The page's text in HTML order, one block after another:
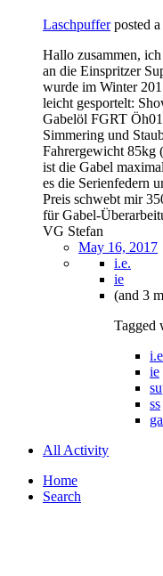
Laschpufferposted
Hallo zusammen,
an die Einspritzer
wurde im Winter
leicht gesportelt:
Gabelöl FGRT
Simmering und
Fahrergewicht 85kg
ist die Gabel
es die Serienfedern
Preis schwebt mir
für Gabel-
VG Stefan
May 16, 2017
i.e.
ie
(and 3
Tagged
ie
ss
All Activity
Home
Search